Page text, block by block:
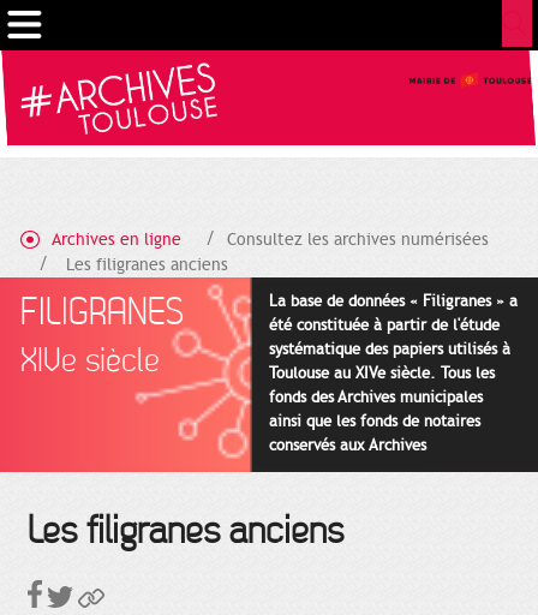
Archives en ligne
Consultez les archives numérisées
Les filigranes anciens
FILIGRANES
XIVe siècle
La base de données « Filigranes » a
été constituée à partir de l'étude
systématique des papiers utilisés à
Toulouse au XIVe siècle. Tous les
fonds des Archives municipales
ainsi que les fonds de notaires
conservés aux Archives
départementales pour cette
Les filigranes anciens
Gestion de vos préférences sur les cookies